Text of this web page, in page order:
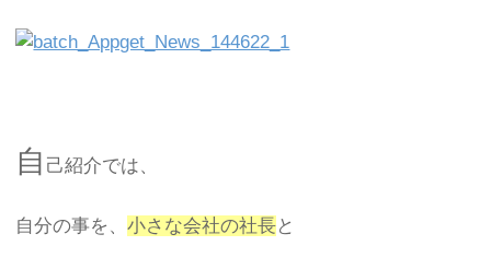
自 己紹介では、
自分の事を、小さな会社の社長と